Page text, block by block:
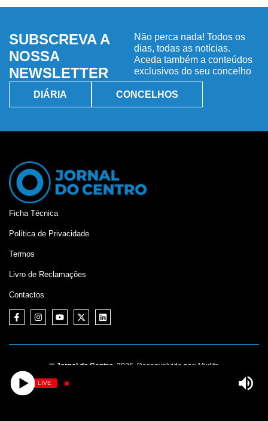
SUBSCREVA A
NOSSA
NEWSLETTER
Não perca nada! Todos os
dias, todas as notícias.
Aceda também a conteúdos
exclusivos do seu concelho
DIÁRIA CONCELHOS
Ficha Técnica
Política de Privacidade
Termos
Livro de Reclamações
Contactos
© Jornal do Centro, 2026. Desenvolvido por: Mixlife
LIVE